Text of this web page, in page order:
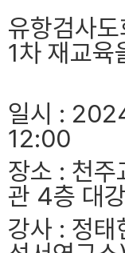
유항검사
1차 재교육
일시 :
12:00
장소 : 천주
관 4층 대
강사 : 정태